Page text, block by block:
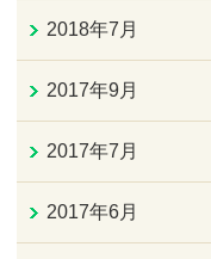
2018年7月
2017年9月
2017年7月
2017年6月